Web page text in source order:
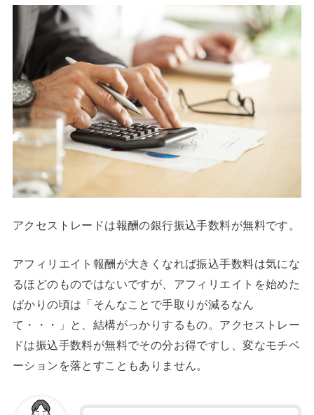
アクセストレードは報酬の銀行振込手数料が無料です。
アフィリエイト報酬が大きくなれば振込手数料は気にな
るほどのものではないですが、アフィリエイトを始めた
ばかりの頃は「そんなことで手取りが減るなん
て・・・」と、結構がっかりするもの。アクセストレー
ドは振込手数料が無料でその分お得ですし、変なモチベ
ーションを落とすこともありません。